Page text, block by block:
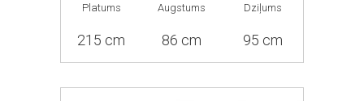
Platums
215 cm
Augstums
86 cm
Dziļums
95 cm